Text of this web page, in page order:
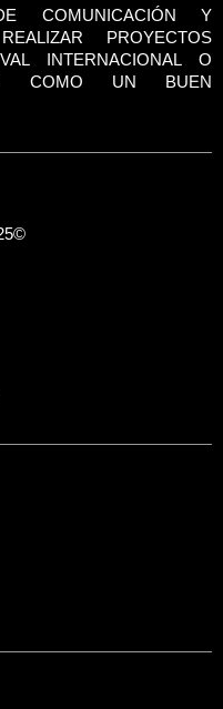
COMUNICACIÓN Y
PROYECTOS
INTERNACIONAL O
COMO UN BUEN